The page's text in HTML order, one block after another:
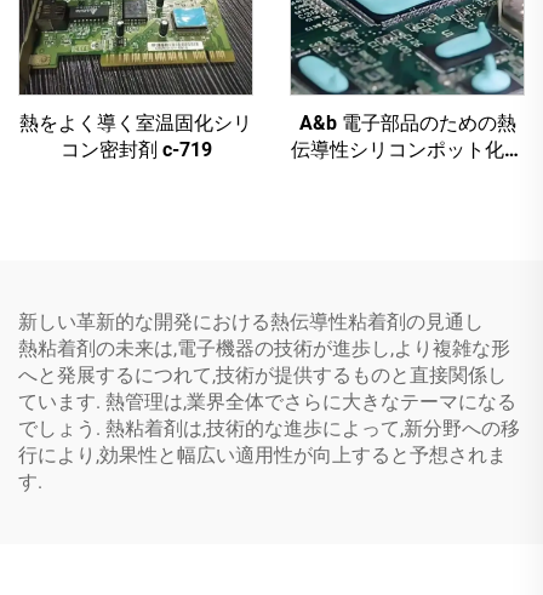
熱をよく導く室温固化シリ
コン密封剤 c-719
A&b 電子部品のための熱
伝導性シリコンポット化合
新しい革新的な開発における熱伝導性粘着剤の見通し
熱粘着剤の未来は,電子機器の技術が進歩し,より複雑な形
へと発展するにつれて,技術が提供するものと直接関係し
ています. 熱管理は,業界全体でさらに大きなテーマになる
でしょう. 熱粘着剤は,技術的な進歩によって,新分野への移
行により,効果性と幅広い適用性が向上すると予想されま
す.